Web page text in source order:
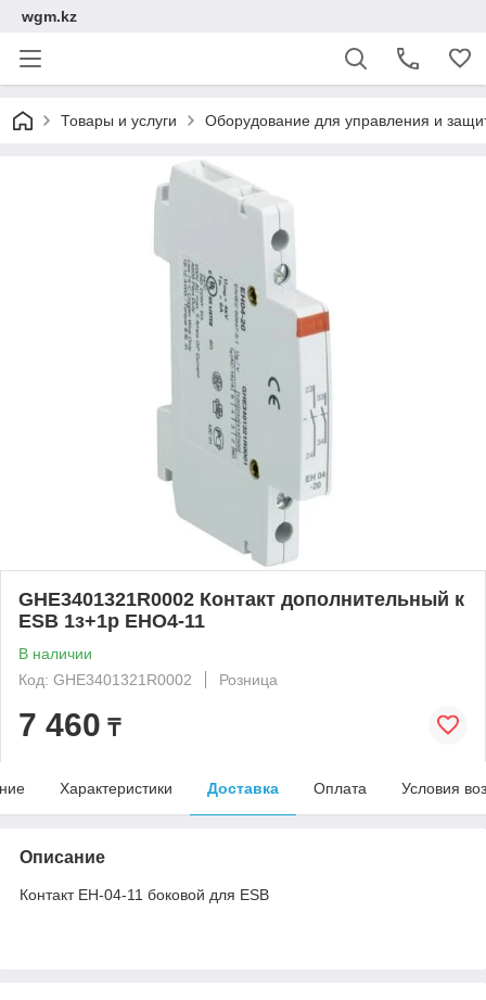
wgm.kz
Товары и услуги Оборудование для управления и
GHE3401321R0002 Контакт дополнительный к
ESB 1з+1р EHO4-11
В наличии
Код: GHE3401321R0002
Розница
7 460 ₸
Характеристики Доставка Оплата Условия
Описание
Контакт EH-04-11 боковой для ESB